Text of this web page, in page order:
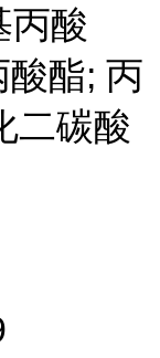
酸
酯; 丙
二碳酸